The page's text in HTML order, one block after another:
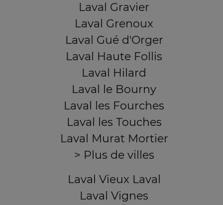
Laval Gravier
Laval Grenoux
Laval Gué d'Orger
Laval Haute Follis
Laval Hilard
Laval le Bourny
Laval les Fourches
Laval les Touches
Laval Murat Mortier
> Plus de villes
Laval Vieux Laval
Laval Vignes